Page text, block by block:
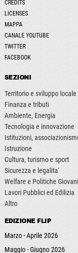
CREDITS
LICENSES
MAPPA
CANALE YOUTUBE
TWITTER
FACEBOOK
SEZIONI
Territorio e sviluppo locale
Finanza e tributi
Ambiente, Energia
Tecnologia e innovazione
Istituzioni,
Istruzione
Cultura, turismo e sport
Sicurezza e legalita'
Welfare e Politiche
Lavori Pubblici ed Edilizia
Altro
EDIZIONE FLIP
Marzo - Aprile 2026
Maggio - Giugno 2026